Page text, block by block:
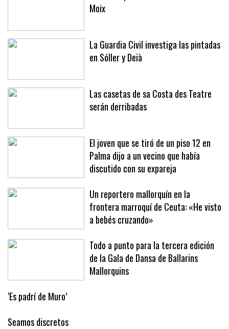
Moix
La Guardia Civil investiga las pintadas
en Sóller y Deià
Las casetas de sa Costa des Teatre
serán derribadas
El joven que se tiró de un piso 12 en
Palma dijo a un vecino que había
discutido con su expareja
Un reportero mallorquín en la
frontera marroquí de Ceuta: «He visto
a bebés cruzando»
Todo a punto para la tercera edición
de la Gala de Dansa de Ballarins
Mallorquins
‘Es padrí de Muro’
Seamos discretos